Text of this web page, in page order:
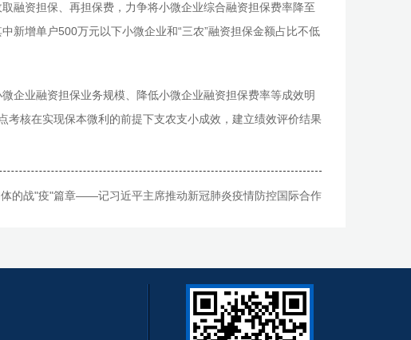
资担保、再担保费，力争将小微企业综合融资担保费率降至
新增单户500万元以下小微企业和“三农”融资担保金额占比不低
业融资担保业务规模、降低小微企业融资担保费率等成效明
核在实现保本微利的前提下支农支小成效，建立绩效评价结果
的战"疫"篇章——记习近平主席推动新冠肺炎疫情防控国际合作